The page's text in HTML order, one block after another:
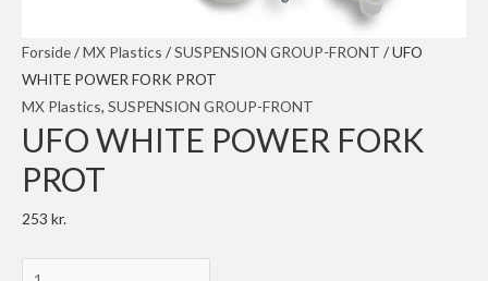
Forside/MX Plastics /SUSPENSION GROUP-FRONT / UFO
WHITE POWER FORK PROT
MX Plastics, SUSPENSION GROUP-FRONT
UFO WHITE POWER FORK
PROT
253 kr.
UFO